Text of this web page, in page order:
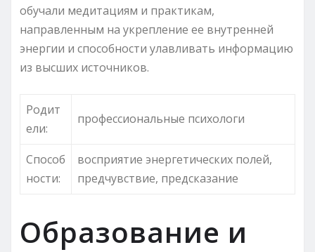
обучали медитациям и практикам,
направленным на укрепление ее внутренней
энергии и способности улавливать информацию
из высших источников.
Родит
ели:
профессиональные психологи
Способ
ности:
восприятие энергетических полей,
предчувствие, предсказание
Образование и